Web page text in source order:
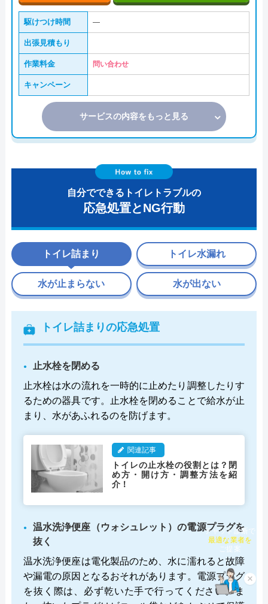
駆けつけ時間 ―
出張見積もり
作業料金 問い合わせ
キャンペーン
サービスの内容をもっと見る
自分でできるトイレトラブルの
応急処置とNG行動
トイレ詰まり
トイレ詰まりの応急処置
止水栓を閉める
止水栓は水の流れを一時的に止めたり調整したりす
るための器具です。止水栓を閉めることで給水が止
まり、水があふれるのを防げます。
関連記事
トイレの止水栓の役割とは？閉
め方・開け方・調整方法を紹
介！
温水洗浄便座（ウォシュレット）の電源プラグを
抜く
温水洗浄便座は電化製品のため、水に濡れると故障
や漏電の原因となるおそれがあります。電源プラグ
を抜く際は、必ず乾いた手で行ってください。ま
トイレ水漏れ
水が止まらない 水が出ない
×
チャット診断で
最適な業者を
ご提案